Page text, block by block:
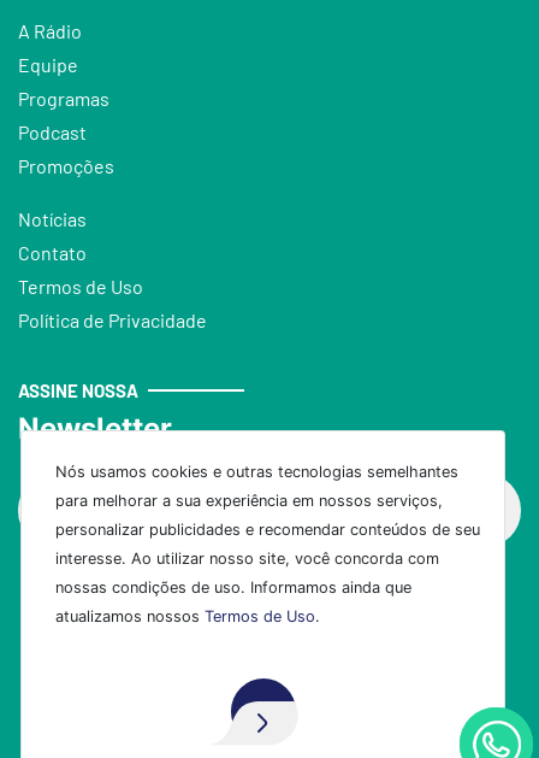
Nós usamos cookies e outras tecnologias semelhantes
para melhorar a sua experiência em nossos serviços,
personalizar publicidades e recomendar conteúdos de seu
interesse. Ao utilizar nosso site, você concorda com
nossas condições de uso. Informamos ainda que
atualizamos nossos Termos de Uso.
Aceito!
A Rádio
Equipe
Programas
Podcast
Promoções
Notícias
Contato
Termos de Uso
Política de Privacidade
ASSINE NOSSA
Newsletter
Assinar
Elo Ideias